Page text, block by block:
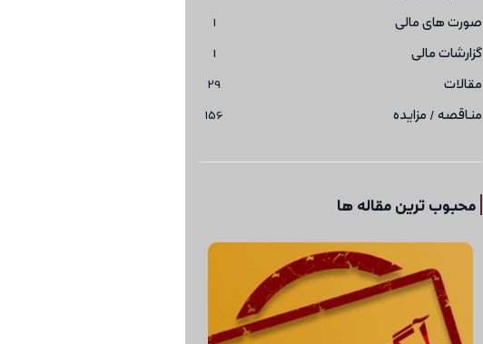
صورت های مالی 1
گزارشات مالی 1
مقالات 29
مناقصه / مزایده 156
محبوب ترین مقاله ها